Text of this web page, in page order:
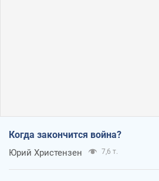
Когда закончится война?
Юрий Христензен 7,6 т.